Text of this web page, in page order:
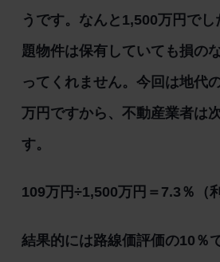
うです。なんと1,500万円で
題物件は保有していても損の
ってくれません。今回は地代
万円ですから、不動産業者は
す。
109万円÷1,500万円＝7.3％（
結果的には路線価評価の10％